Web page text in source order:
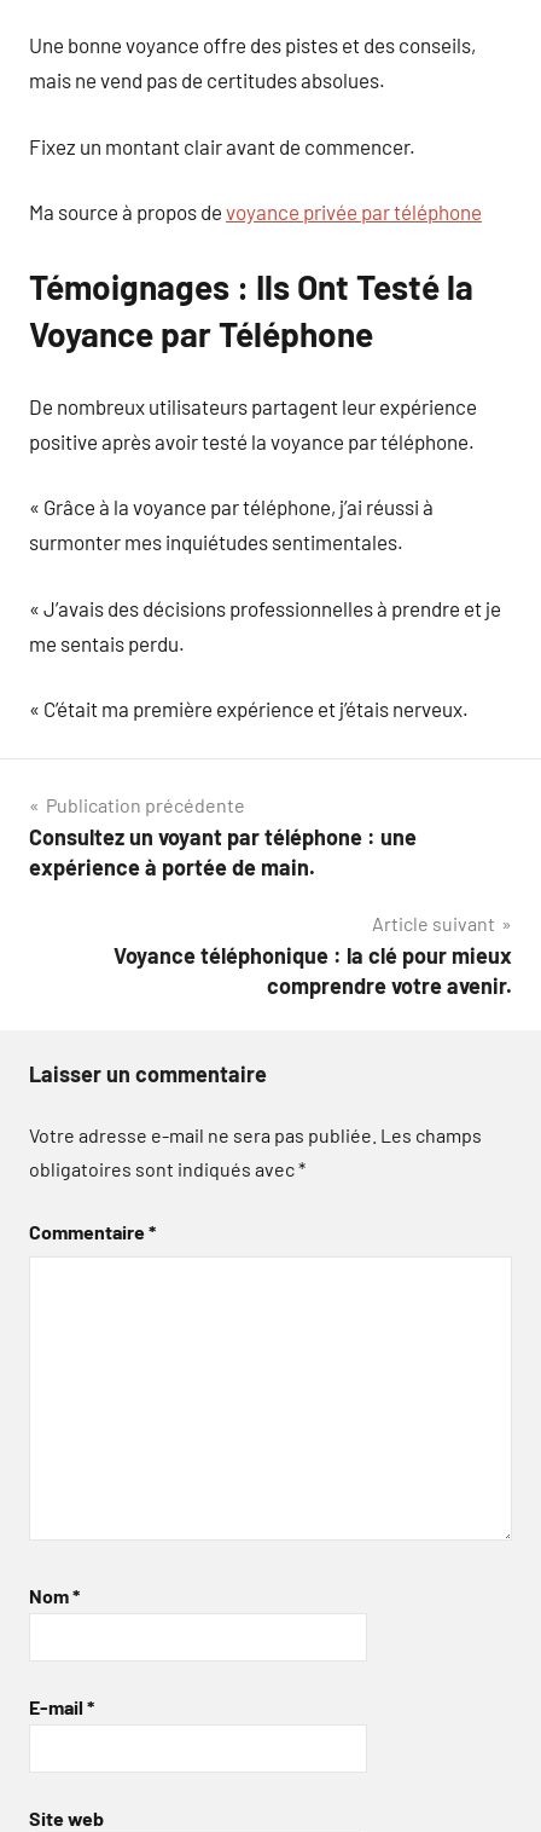
Une bonne voyance offre des pistes et des conseils,
mais ne vend pas de certitudes absolues.
Fixez un montant clair avant de commencer.
Ma source à propos de voyance privée par téléphone
Témoignages : Ils Ont Testé la
Voyance par Téléphone
De nombreux utilisateurs partagent leur expérience
positive après avoir testé la voyance par téléphone.
« Grâce à la voyance par téléphone, j’ai réussi à
surmonter mes inquiétudes sentimentales.
« J’avais des décisions professionnelles à prendre et je
me sentais perdu.
« C’était ma première expérience et j’étais nerveux.
Navigation
de
Publication précédente
Consultez un voyant par téléphone : une
expérience à portée de main.
Article suivant
Voyance téléphonique : la clé pour mieux
comprendre votre avenir.
Laisser un commentaire
Votre adresse e-mail ne sera pas publiée. Les champs
obligatoires sont indiqués avec*
Commentaire*
Nom*
E-mail *
Site web